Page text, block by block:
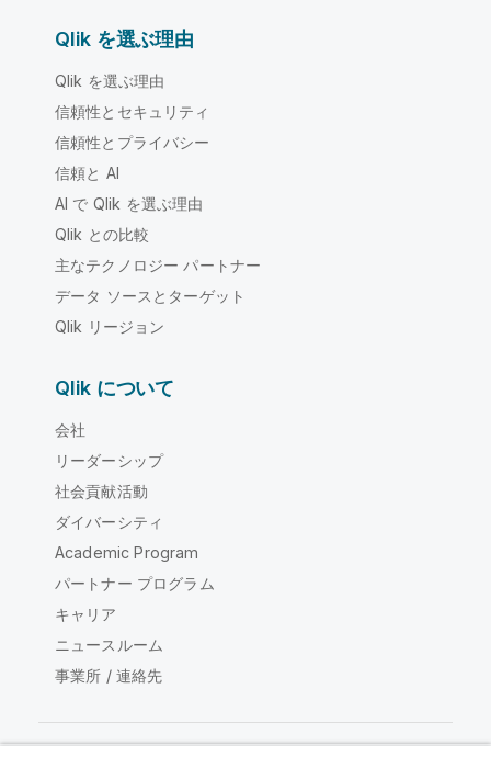
Qlik を選ぶ理由
Qlik を選ぶ理由
信頼性とセキュリティ
信頼性とプライバシー
信頼と AI
AI で Qlik を選ぶ理由
Qlik との比較
主なテクノロジー パートナー
データ ソースとターゲット
Qlik リージョン
Qlik について
会社
リーダーシップ
社会貢献活動
ダイバーシティ
Academic Program
パートナー プログラム
キャリア
ニュースルーム
事業所 / 連絡先